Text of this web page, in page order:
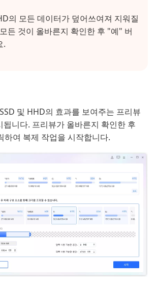
의 모든 데이터가 덮어쓰여져 지워질
든 것이 올바른지 확인한 후 "예" 버
.
및 HHD의 효과를 보여주는 프리뷰
됩니다. 프리뷰가 올바른지 확인한 후
하여 복제 작업을 시작합니다.